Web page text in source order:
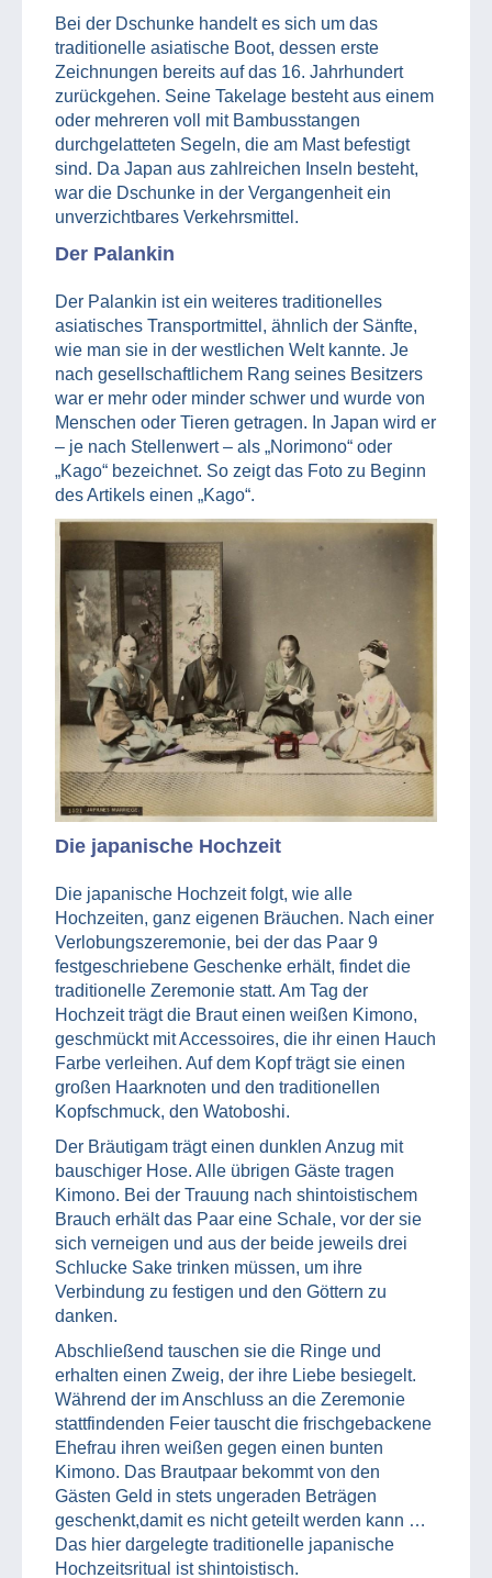
Bei der Dschunke handelt es sich um das
traditionelle asiatische Boot, dessen erste
Zeichnungen bereits auf das 16. Jahrhundert
zurückgehen. Seine Takelage besteht aus einem
oder mehreren voll mit Bambusstangen
durchgelatteten Segeln, die am Mast befestigt
sind. Da Japan aus zahlreichen Inseln besteht,
war die Dschunke in der Vergangenheit ein
unverzichtbares Verkehrsmittel.
Der Palankin
Der Palankin ist ein weiteres traditionelles
asiatisches Transportmittel, ähnlich der Sänfte,
wie man sie in der westlichen Welt kannte. Je
nach gesellschaftlichem Rang seines Besitzers
war er mehr oder minder schwer und wurde von
Menschen oder Tieren getragen. In Japan wird er
– je nach Stellenwert – als „Norimono“ oder
„Kago“ bezeichnet. So zeigt das Foto zu Beginn
des Artikels einen „Kago“.
Die japanische Hochzeit
Die japanische Hochzeit folgt, wie alle
Hochzeiten, ganz eigenen Bräuchen. Nach einer
Verlobungszeremonie, bei der das Paar 9
festgeschriebene Geschenke erhält, findet die
traditionelle Zeremonie statt. Am Tag der
Hochzeit trägt die Braut einen weißen Kimono,
geschmückt mit Accessoires, die ihr einen Hauch
Farbe verleihen. Auf dem Kopf trägt sie einen
großen Haarknoten und den traditionellen
Kopfschmuck, den Watoboshi.
Der Bräutigam trägt einen dunklen Anzug mit
bauschiger Hose. Alle übrigen Gäste tragen
Kimono. Bei der Trauung nach shintoistischem
Brauch erhält das Paar eine Schale, vor der sie
sich verneigen und aus der beide jeweils drei
Schlucke Sake trinken müssen, um ihre
Verbindung zu festigen und den Göttern zu
danken.
Abschließend tauschen sie die Ringe und
erhalten einen Zweig, der ihre Liebe besiegelt.
Während der im Anschluss an die Zeremonie
stattfindenden Feier tauscht die frischgebackene
Ehefrau ihren weißen gegen einen bunten
Kimono. Das Brautpaar bekommt von den
Gästen Geld in stets ungeraden Beträgen
geschenkt,damit es nicht geteilt werden kann …
Das hier dargelegte traditionelle japanische
Hochzeitsritual ist shintoistisch.